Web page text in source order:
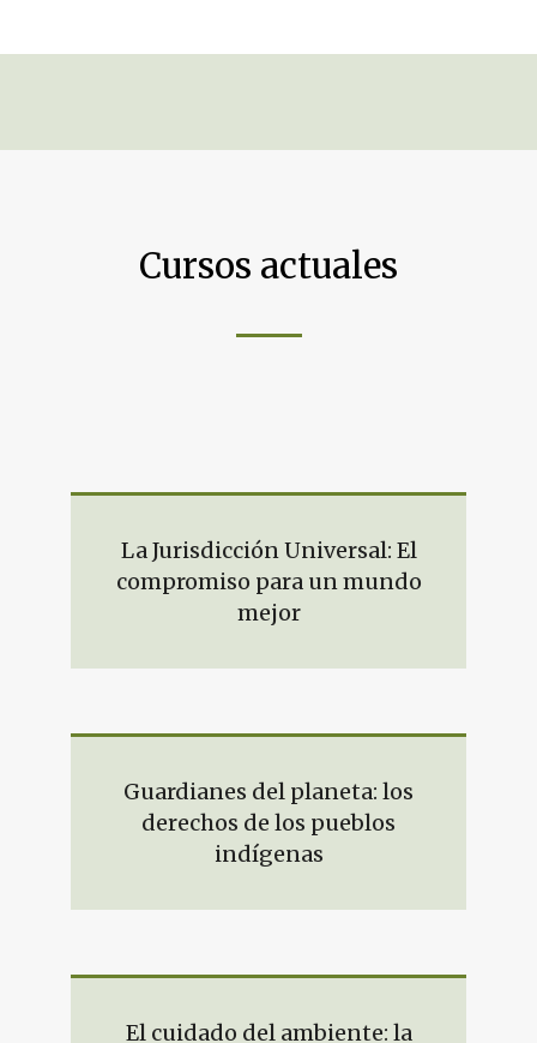
Cursos actuales
La Jurisdicción Universal: El
compromiso para un mundo
mejor
Guardianes del planeta: los
derechos de los pueblos
indígenas
El cuidado del ambiente: la